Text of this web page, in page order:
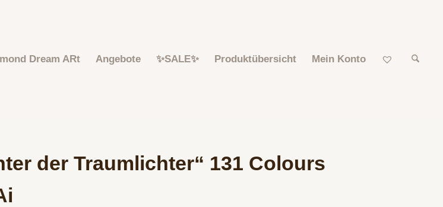
Dream ARt Angebote ✨SALE✨ Produktübersicht Mein Konto
der Traumlichter“ 131 Colours